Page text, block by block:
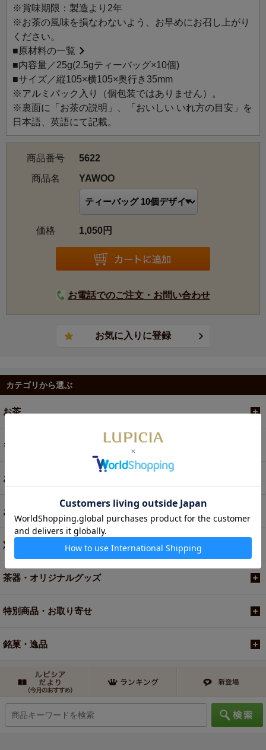
北海道特産の乳製品・ミルクとヨーグルトの香りを紅茶に
ブレンド。
大自然に広がる白銀の世界、舞い煌くダイヤモンドダスト
を彷彿とさせるトッピングが北海道らしさを演出します。
コクのある味わいはミルクティーにも大変おすすめです。
【YAWOOとは】
「ヨーグルト」を意味するフランス語の“YAOURT”を元
に、ルピシア流にアレンジしたオリジナルの名前です。
ヤウー：新鮮なミルクとヨーグルトの香り。金平糖で雪の
結晶を、アラザンでダイヤモンドダストをイメージした紅
茶です。ミルクティーにもおすすめ。
※賞味期限：製造より2年
※お茶の風味を損なわないよう、お早めにお召し上がり
ください。
■原材料の一覧
■内容量／25g(2.5gティーバッグ×10個)
■サイズ／縦105×横105×奥行き35mm
※アルミパック入り（個包装ではありません）。
※裏面に「お茶の説明」、「おいしい いれ方の目安」を
日本語、英語にて記載。
商品番号
5622
商品名
YAWOO
価格 1,050円
お電話でのご注文・お問い合わせ
カテゴリから選ぶ
お茶
ギフト
お菓子・食品・飲料
お買い得商品
定期便
茶器・オリジナルグッズ
特別商品・お取り寄せ
銘菓・逸品